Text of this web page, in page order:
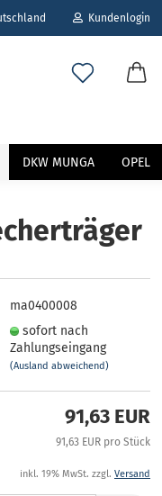
Kundenlogin
DKW MUNGA OPEL
ma0400008
sofort nach
Zahlungseingang
(Ausland abweichend)
91,63 EUR
91,63 EUR pro Stück
inkl. 19% MwSt. zzgl. Versand